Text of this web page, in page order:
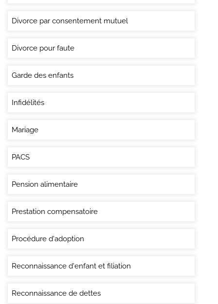
Divorce par consentement mutuel
Divorce pour faute
Garde des enfants
Infidélités
Mariage
PACS
Pension alimentaire
Prestation compensatoire
Procédure d'adoption
Reconnaissance d'enfant et filiation
Reconnaissance de dettes